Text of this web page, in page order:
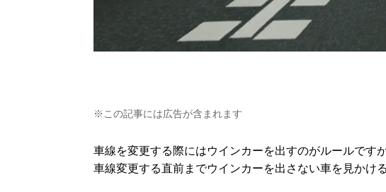
※この記事には広告が含まれます
車線を変更する際にはウインカーを出すのがルールです
車線変更する直前までウインカーを出さない車を見かけ